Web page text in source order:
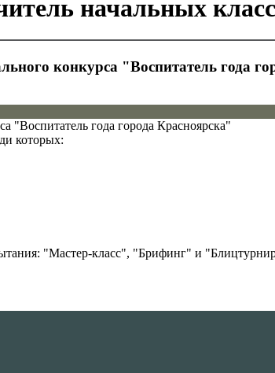
начальных
конкурса "Воспитатель года
"Воспитатель года города Красноярска"
которых:
"Мастер-класс", "Брифинг" и